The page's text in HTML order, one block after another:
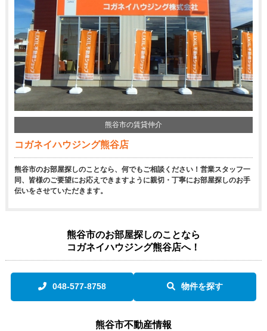
熊谷市の賃貸仲介
コガネイハウジング熊谷店
熊谷市のお部屋探しのことなら、何でもご相談ください！営業スタッフ一
同、皆様のご要望にお応えできますように親切・丁寧にお部屋探しのお手
伝いをさせていただきます。
熊谷市のお部屋探しのことなら
コガネイハウジング熊谷店へ！
048-577-8758 物件を探す
熊谷市不動産情報